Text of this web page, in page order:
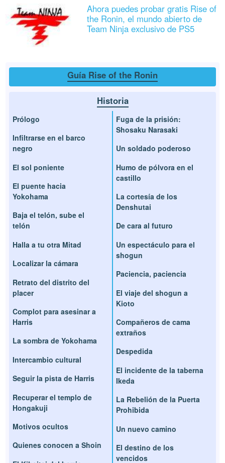
Ahora puedes probar gratis Rise of
the Ronin, el mundo abierto de
Team Ninja exclusivo de PS5
Guía Rise of the Ronin
Historia
Prólogo
Infiltrarse en el barco
negro
El sol poniente
El puente hacia
Yokohama
Baja el telón, sube el
telón
Halla a tu otra Mitad
Localizar la cámara
Retrato del distrito del
placer
Complot para asesinar a
Harris
La sombra de Yokohama
Intercambio cultural
Seguir la pista de Harris
Recuperar el templo de
Hongakuji
Motivos ocultos
Quienes conocen a Shoin
Fuga de la prisión:
Shosaku Narasaki
Un soldado poderoso
Humo de pólvora en el
castillo
La cortesía de los
Denshutai
De cara al futuro
Un espectáculo para el
shogun
Paciencia, paciencia
El viaje del shogun a
Kioto
Compañeros de cama
extraños
Despedida
El incidente de la taberna
Ikeda
La Rebelión de la Puerta
Prohibida
Un nuevo camino
El destino de los
vencidos